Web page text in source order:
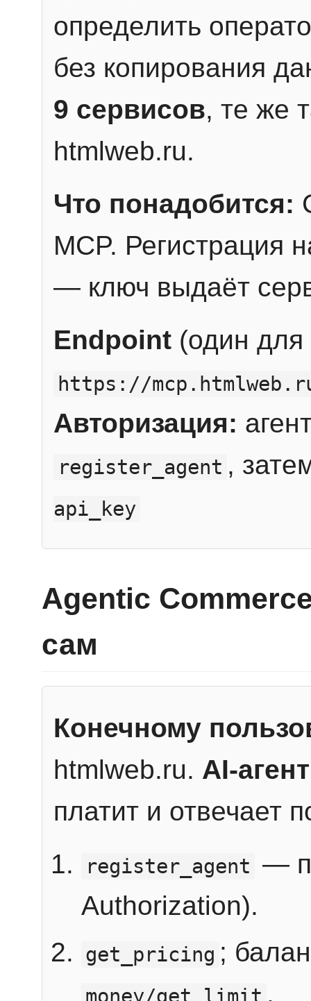
определить
без копирования
9 сервисов, те же
htmlweb.ru.
Что понадобится:
MCP. Регистрация
— ключ выдаёт
Endpoint (один для
https://
Авторизация:
register_agent ,
api_key
Agentic
сам
Конечному
htmlweb.ru. AI-агент
платит и отвечает
register_agent —
Authorization).
get_pricing ;
.